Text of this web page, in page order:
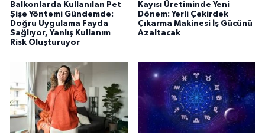
Balkonlarda Kullanılan Pet
Şişe Yöntemi Gündemde:
Doğru Uygulama Fayda
Sağlıyor, Yanlış Kullanım
Risk Oluşturuyor
Kayısı Üretiminde Yeni
Dönem: Yerli Çekirdek
Çıkarma Makinesi İş Gücünü
Azaltacak